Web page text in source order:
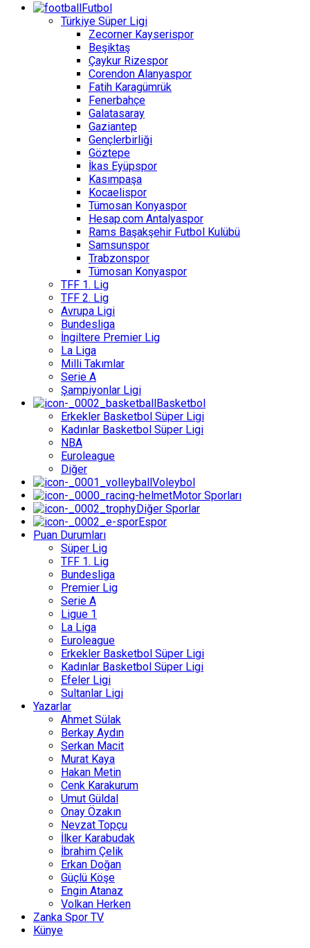
Futbol
Türkiye Süper Ligi
Zecorner Kayserispor
Beşiktaş
Çaykur Rizespor
Corendon Alanyaspor
Fatih Karagümrük
Fenerbahçe
Galatasaray
Gaziantep
Gençlerbirliği
Göztepe
İkas Eyüpspor
Kasımpaşa
Kocaelispor
Tümosan Konyaspor
Hesap.com Antalyaspor
Rams Başakşehir Futbol Kulübü
Samsunspor
Trabzonspor
Tümosan Konyaspor
TFF 1. Lig
TFF 2. Lig
Avrupa Ligi
Bundesliga
İngiltere Premier Lig
La Liga
Milli Takımlar
Serie A
Şampiyonlar Ligi
Basketbol
Erkekler Basketbol Süper Ligi
Kadınlar Basketbol Süper Ligi
NBA
Euroleague
Diğer
Voleybol
Motor Sporları
Diğer Sporlar
Espor
Puan Durumları
Süper Lig
TFF 1. Lig
Bundesliga
Premier Lig
Serie A
Ligue 1
La Liga
Euroleague
Erkekler Basketbol Süper Ligi
Kadınlar Basketbol Süper Ligi
Efeler Ligi
Sultanlar Ligi
Yazarlar
Ahmet Sülak
Berkay Aydın
Serkan Macit
Murat Kaya
Hakan Metin
Cenk Karakurum
Umut Güldal
Onay Özakın
Nevzat Topçu
İlker Karabudak
İbrahim Çelik
Erkan Doğan
Güçlü Köşe
Engin Atanaz
Volkan Herken
Zanka Spor TV
Künye